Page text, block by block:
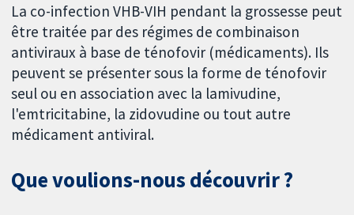
La co-infection VHB-VIH pendant la grossesse peut
être traitée par des régimes de combinaison
antiviraux à base de ténofovir (médicaments). Ils
peuvent se présenter sous la forme de ténofovir
seul ou en association avec la lamivudine,
l'emtricitabine, la zidovudine ou tout autre
médicament antiviral.
Que voulions-nous découvrir ?